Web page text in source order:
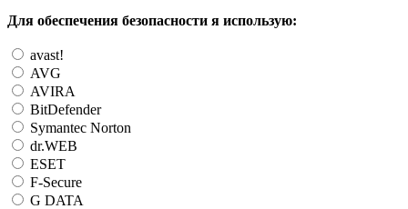
Для обеспечения безопасности я использую:
avast!
AVG
AVIRA
BitDefender
Symantec Norton
dr.WEB
ESET
F-Secure
G DATA